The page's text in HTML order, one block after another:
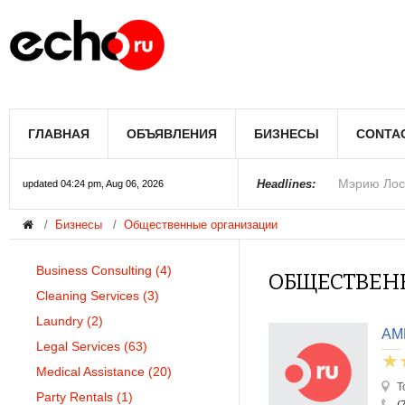
ГЛАВНАЯ ОБЪЯВЛЕНИЯ БИЗНЕСЫ
updated 04:24 pm, Aug 06, 2026 Headlines:
Мэрию
Более 300
В округе
Фермеры
В Лас-
Раскрыты
Ариана
Стало
В Госдуме
Бизнесы Общественные организации
Business Consulting (4)
Cleaning Services (3)
Laundry (2)
Legal Services (63)
Medical Assistance (20)
Party Rentals (1)